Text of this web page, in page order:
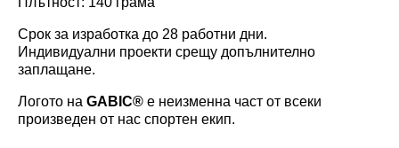
Срок за изработка до 28 работни дни.
Индивидуални проекти срещу допълнително
заплащане.
Логото на GABIC® е неизменна част от всеки
произведен от нас спортен екип.